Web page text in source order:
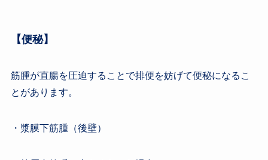
【便秘】
筋腫が直腸を圧迫することで排便を妨げて便秘になるこ
とがあります。
・漿膜下筋腫（後壁）